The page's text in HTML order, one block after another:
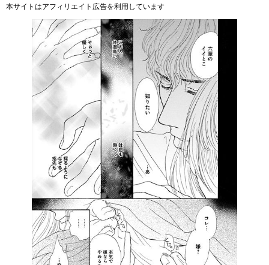
本サイトはアフィリエイト広告を利用しています